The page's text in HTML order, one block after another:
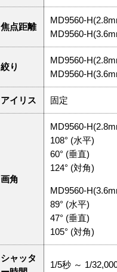
焦点距離
MD9560-
MD9560-
絞り
MD9560-
MD9560-
アイリス 固定
画角
MD9560-
108° (水平)
60° (垂直)
124° (対角)
MD9560-
89° (水平)
47° (垂直)
105° (対角)
シャッタ
1/5秒 ～ 1/